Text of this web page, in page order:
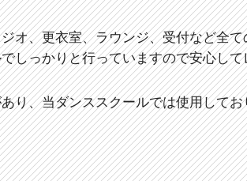
オ、更衣室、ラウンジ、受付など全
しっかりと行っていますので安心し
り、当ダンススクールでは使用してお